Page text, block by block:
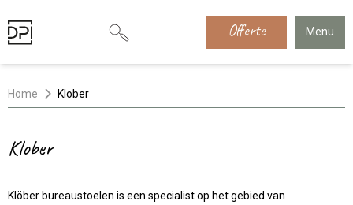
Offerte Menu
Home Klober
Klober
Klöber bureaustoelen is een specialist op het gebied van